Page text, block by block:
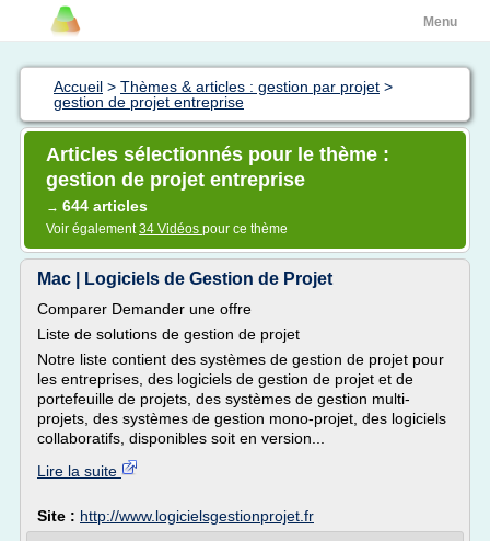
Menu
Accueil > Thèmes & articles : gestion par projet >
gestion de projet entreprise
Articles sélectionnés pour le thème :
gestion de projet entreprise
→ 644 articles
Voir également34 Vidéos pour ce thème
Mac | Logiciels de Gestion de Projet
Comparer Demander une offre
Liste de solutions de gestion de projet
Notre liste contient des systèmes de gestion de projet pour
les entreprises, des logiciels de gestion de projet et de
portefeuille de projets, des systèmes de gestion multi-
projets, des systèmes de gestion mono-projet, des logiciels
collaboratifs, disponibles soit en version...
Lire la suite
Site : http://www.logicielsgestionprojet.fr